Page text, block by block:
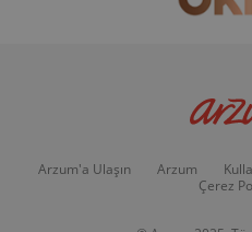
Arzum'a Ulaşın Arzum
Çerez